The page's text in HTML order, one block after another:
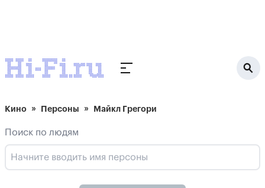
Кино Персоны Майкл Грегори
Поиск по людям